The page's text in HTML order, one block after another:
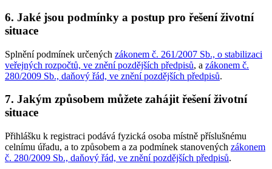
6. Jaké jsou podmínky a postup pro řešení životní
situace
Splnění podmínek určených zákonem č. 261/2007 Sb., o stabilizaci
veřejných rozpočtů, ve znění pozdějších předpisů, a zákonem č.
280/2009 Sb., daňový řád, ve znění pozdějších předpisů.
7. Jakým způsobem můžete zahájit řešení životní
situace
Přihlášku k registraci podává fyzická osoba místně příslušnému
celnímu úřadu, a to způsobem a za podmínek stanovených zákonem
č. 280/2009 Sb., daňový řád, ve znění pozdějších předpisů.